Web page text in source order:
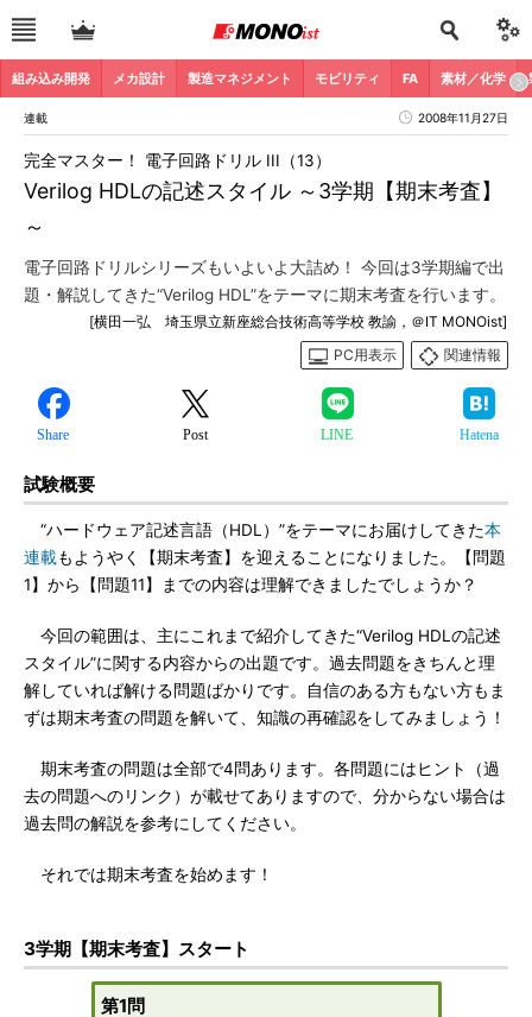
組み込み開発 メカ設計 製造マネジメント モビリティ FA 素材／化学
連載 2008年11月27日
Verilog HDLの記述スタイル ～3学期【期末考査】
～
完全マスター！ 電子回路ドリル III（13）
電子回路ドリルシリーズもいよいよ大詰め！ 今回は3学期編で出
題・解説してきた“Verilog HDL”をテーマに期末考査を行います。
[横田一弘 埼玉県立新座総合技術高等学校 教諭，＠IT MONOist]
PC用表示
関連情報
Share Post LINE Hatena
試験概要
“ハードウェア記述言語（HDL）”をテーマにお届けしてきた本
連載もようやく【期末考査】を迎えることになりました。【問題
1】から【問題11】までの内容は理解できましたでしょうか？
今回の範囲は、主にこれまで紹介してきた“Verilog HDLの記述
スタイル”に関する内容からの出題です。過去問題をきちんと理
解していれば解ける問題ばかりです。自信のある方もない方もま
ずは期末考査の問題を解いて、知識の再確認をしてみましょう！
期末考査の問題は全部で4問あります。各問題にはヒント（過
去の問題へのリンク）が載せてありますので、分からない場合は
過去問の解説を参考にしてください。
それでは期末考査を始めます！
3学期【期末考査】スタート
第1問